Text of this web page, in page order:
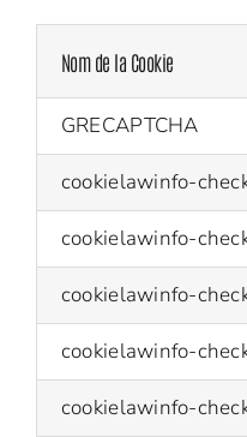
Nom de la Cookie
GRECAPTCHA
cookielawinfo-
cookielawinfo-
cookielawinfo-
cookielawinfo-
cookielawinfo-